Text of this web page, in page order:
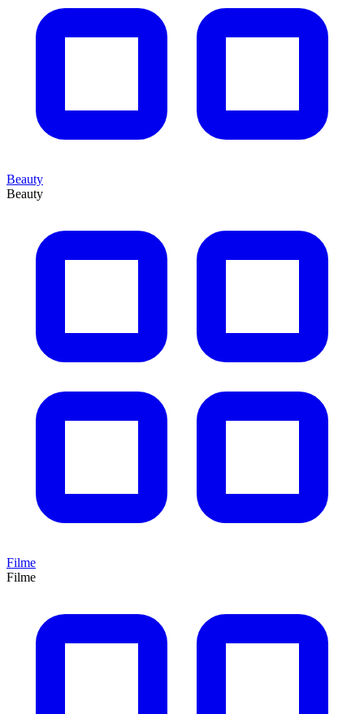
Beauty
Beauty
Filme
Filme